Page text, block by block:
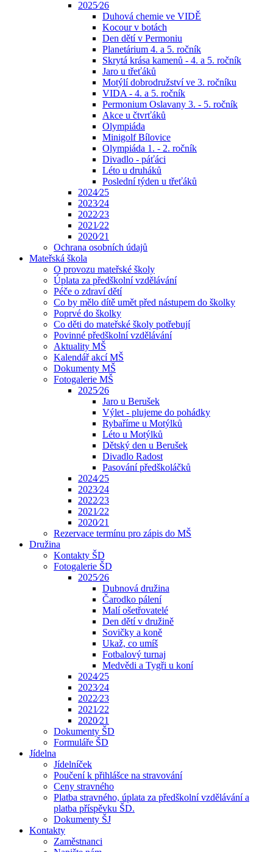
2025⁄26
Duhová chemie ve VIDĚ
Kocour v botách
Den dětí v Permoniu
Planetárium 4. a 5. ročník
Skrytá krása kamenů - 4. a 5. ročník
Jaro u třeťáků
Motýlí dobrodružství ve 3. ročníku
VIDA - 4. a 5. ročník
Permonium Oslavany 3. - 5. ročník
Akce u čtvrťáků
Olympiáda
Minigolf Bílovice
Olympiáda 1. - 2. ročník
Divadlo - páťáci
Léto u druháků
Poslední týden u třeťáků
2024⁄25
2023⁄24
2022⁄23
2021⁄22
2020⁄21
Ochrana osobních údajů
Mateřská škola
O provozu mateřské školy
Úplata za předškolní vzdělávání
Péče o zdraví dětí
Co by mělo dítě umět před nástupem do školky
Poprvé do školky
Co děti do mateřské školy potřebují
Povinné předškolní vzdělávání
Aktuality MŠ
Kalendář akcí MŠ
Dokumenty MŠ
Fotogalerie MŠ
2025⁄26
Jaro u Berušek
Výlet - plujeme do pohádky
Rybaříme u Motýlků
Léto u Motýlků
Dětský den u Berušek
Divadlo Radost
Pasování předškoláčků
2024⁄25
2023⁄24
2022⁄23
2021⁄22
2020⁄21
Rezervace termínu pro zápis do MŠ
Družina
Kontakty ŠD
Fotogalerie ŠD
2025⁄26
Dubnová družina
Čarodko pálení
Malí ošetřovatelé
Den dětí v družině
Sovičky a koně
Ukaž, co umíš
Fotbalový turnaj
Medvědi a Tygři u koní
2024⁄25
2023⁄24
2022⁄23
2021⁄22
2020⁄21
Dokumenty ŠD
Formuláře ŠD
Jídelna
Jídelníček
Poučení k přihlášce na stravování
Ceny stravného
Platba stravného, úplata za předškolní vzdělávání a
platba příspěvku ŠD.
Dokumenty ŠJ
Kontakty
Zaměstnanci